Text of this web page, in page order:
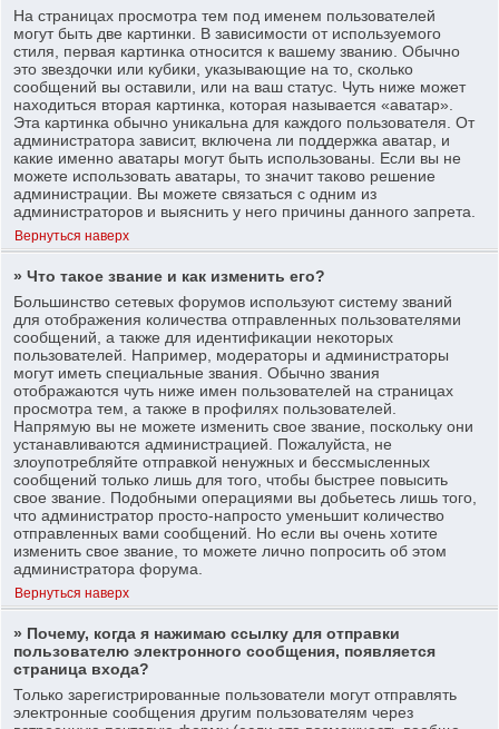
На страницах просмотра тем под именем пользователей
могут быть две картинки. В зависимости от используемого
стиля, первая картинка относится к вашему званию. Обычно
это звездочки или кубики, указывающие на то, сколько
сообщений вы оставили, или на ваш статус. Чуть ниже может
находиться вторая картинка, которая называется «аватар».
Эта картинка обычно уникальна для каждого пользователя. От
администратора зависит, включена ли поддержка аватар, и
какие именно аватары могут быть использованы. Если вы не
можете использовать аватары, то значит таково решение
администрации. Вы можете связаться с одним из
администраторов и выяснить у него причины данного запрета.
Вернуться наверх
» Что такое звание и как изменить его?
Большинство сетевых форумов используют систему званий
для отображения количества отправленных пользователями
сообщений, а также для идентификации некоторых
пользователей. Например, модераторы и администраторы
могут иметь специальные звания. Обычно звания
отображаются чуть ниже имен пользователей на страницах
просмотра тем, а также в профилях пользователей.
Напрямую вы не можете изменить свое звание, поскольку они
устанавливаются администрацией. Пожалуйста, не
злоупотребляйте отправкой ненужных и бессмысленных
сообщений только лишь для того, чтобы быстрее повысить
свое звание. Подобными операциями вы добьетесь лишь того,
что администратор просто-напросто уменьшит количество
отправленных вами сообщений. Но если вы очень хотите
изменить свое звание, то можете лично попросить об этом
администратора форума.
Вернуться наверх
» Почему, когда я нажимаю ссылку для отправки
пользователю электронного сообщения, появляется
страница входа?
Только зарегистрированные пользователи могут отправлять
электронные сообщения другим пользователям через